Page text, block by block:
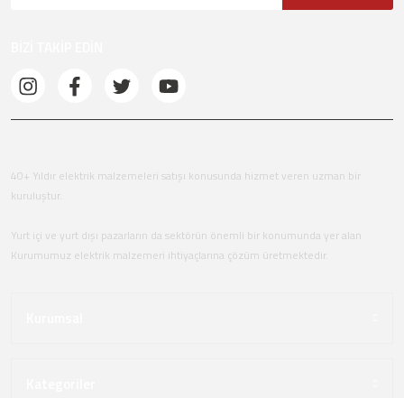
40+ Yıldır elektrik malzemeleri satışı konusunda hizmet veren uzman bir
kuruluştur.
Yurt içi ve yurt dışı pazarların da sektörün önemli bir konumunda yer alan
Kurumumuz elektrik malzemeri ihtiyaçlarına çözüm üretmektedir.